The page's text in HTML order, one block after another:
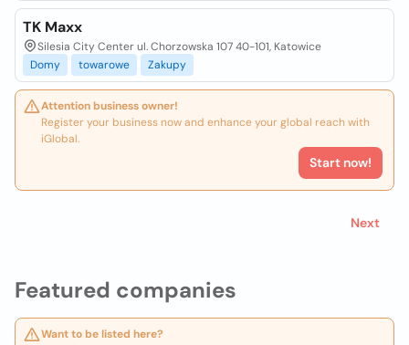
Featured companies
Want to be listed here?
TK Maxx
Silesia City Center ul. Chorzowska 107 40-101, Katowice
Domy
towarowe Zakupy
Attention business owner!
Register your business now and enhance your global reach with
iGlobal.
Start now!
Next